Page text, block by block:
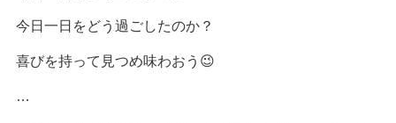
今日一日をどう過ごしたのか？
喜びを持って見つめ味わおう😉
…